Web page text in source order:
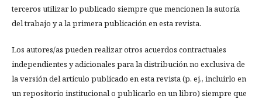
terceros utilizar lo publicado siempre que mencionen la autoría
del trabajo y a la primera publicación en esta revista.
Los autores/as pueden realizar otros acuerdos contractuales
independientes y adicionales para la distribución no exclusiva de
la versión del artículo publicado en esta revista (p. ej., incluirlo en
un repositorio institucional o publicarlo en un libro) siempre que